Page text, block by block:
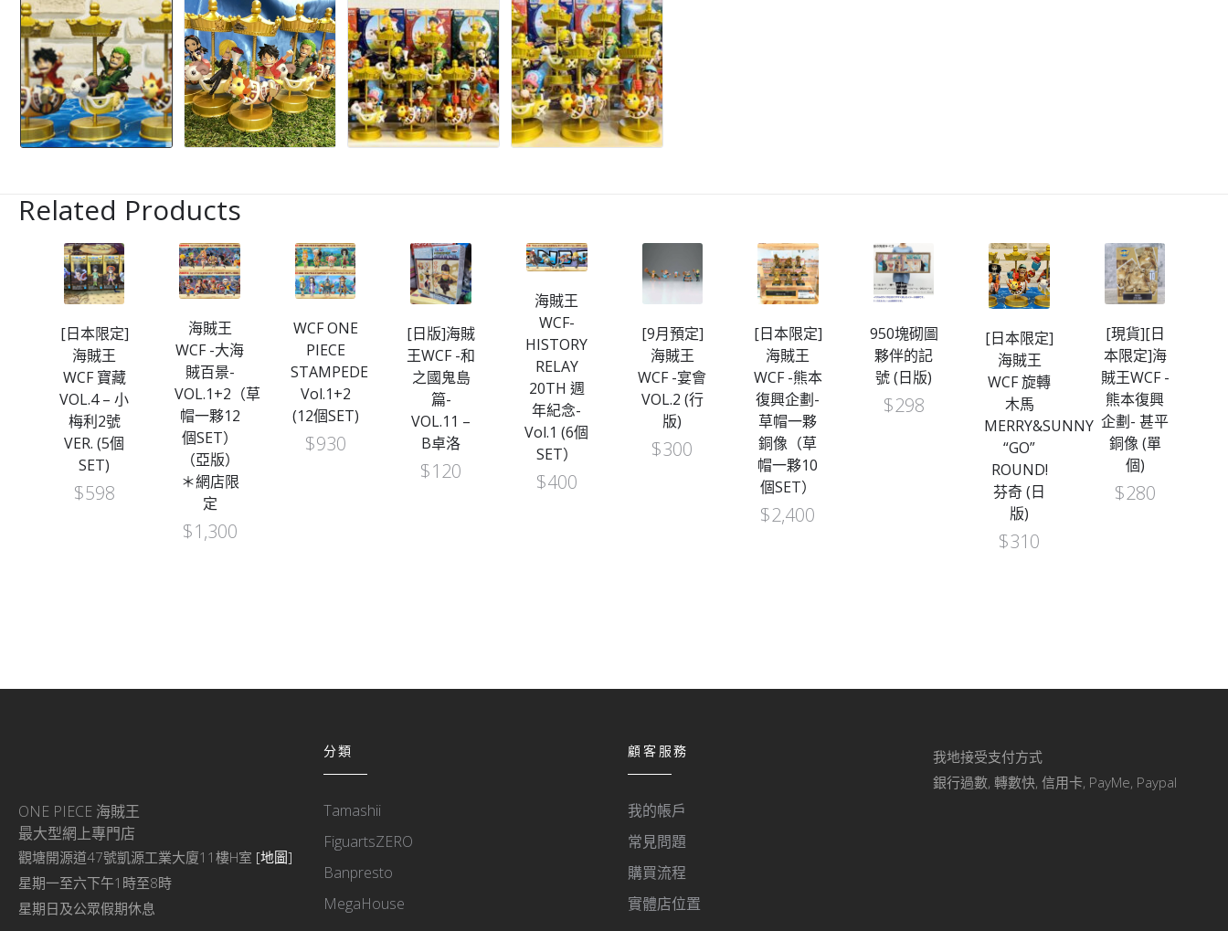
Related Products
[日本限定]
海賊王
WCF 寶藏
VOL.4 – 小
梅利2號
VER. (5個
SET)
$598
海賊王
WCF -大海
賊百景-
VOL.1+2（草
帽一夥12
個SET）
（亞版）
＊網店限
定
$1,300
WCF ONE
PIECE
STAMPEDE
Vol.1+2
(12個SET)
$930
[日版]海賊
王WCF -和
之國鬼島
篇-
VOL.11 –
B卓洛
$120
海賊王
WCF-
HISTORY
RELAY
20TH 週
年紀念-
Vol.1 (6個
SET）
$400
[9月預定]
海賊王
WCF -宴會
VOL.2 (行
版)
$300
[日本限定]
海賊王
WCF -熊本
復興企劃-
草帽一夥
銅像（草
帽一夥10
個SET）
$2,400
950塊砌圖
夥伴的記
號 (日版)
$298
[日本限定]
海賊王
WCF 旋轉
木馬
MERRY&SUNNY
“GO”
ROUND!
芬奇 (日
版)
$310
[現貨][日
本限定]海
賊王WCF -
熊本復興
企劃- 甚平
銅像 (單
個)
$280
ONE PIECE 海賊王
最大型網上專門店
觀塘開源道47號凱源工業大廈11樓H室 [地圖]
星期一至六下午1時至8時
星期日及公眾假期休息
分類
Tamashii
FiguartsZERO
Banpresto
MegaHouse
顧客服務
我的帳戶
常見問題
購買流程
實體店位置
我地接受支付方式
銀行過數, 轉數快, 信用卡, PayMe, Paypal